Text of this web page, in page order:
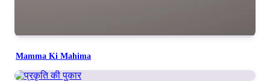
Mamma Ki Mahima